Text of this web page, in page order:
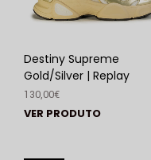
Destiny Supreme
Gold/Silver | Replay
130,00€
VER PRODUTO